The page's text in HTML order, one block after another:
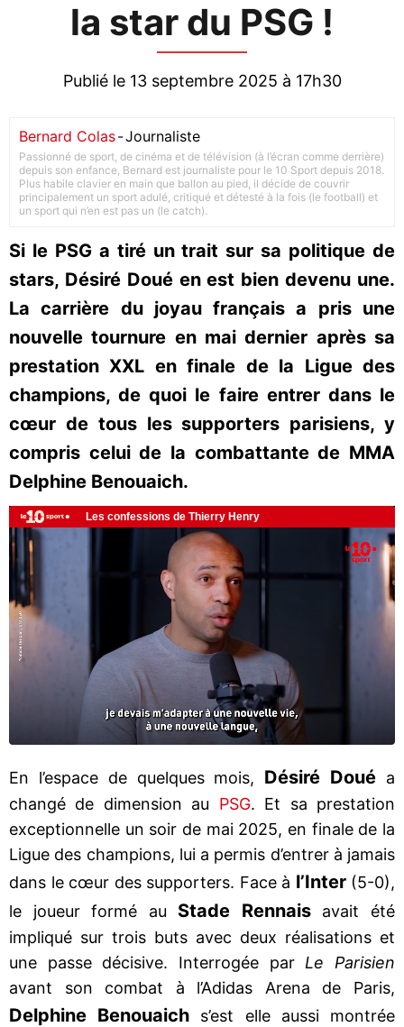
la star du PSG !
Publié le 13 septembre 2025 à 17h30
Bernard Colas-Journaliste
Passionné de sport, de cinéma et de télévision (à l’écran comme derrière)
depuis son enfance, Bernard est journaliste pour le 10 Sport depuis 2018.
Plus habile clavier en main que ballon au pied, il décide de couvrir
principalement un sport adulé, critiqué et détesté à la fois (le football) et
un sport qui n’en est pas un (le catch).
Si le PSG a tiré un trait sur sa politique de
stars, Désiré Doué en est bien devenu une.
La carrière du joyau français a pris une
nouvelle tournure en mai dernier après sa
prestation XXL en finale de la Ligue des
champions, de quoi le faire entrer dans le
cœur de tous les supporters parisiens, y
compris celui de la combattante de MMA
Delphine Benouaich.
En l’espace de quelques mois, Désiré Doué a
changé de dimension au PSG. Et sa prestation
exceptionnelle un soir de mai 2025, en finale de la
Ligue des champions, lui a permis d’entrer à jamais
dans le cœur des supporters. Face à l’Inter (5-0),
le joueur formé au Stade Rennaisavait été
impliqué sur trois buts avec deux réalisations et
une passe décisive. Interrogée par Le Parisien
avant son combat à l’Adidas Arena de Paris,
Delphine Benouaich s’est elle aussi montrée